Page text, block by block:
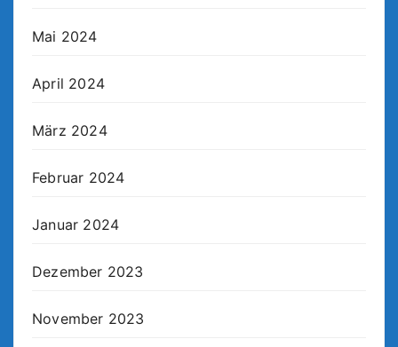
Mai 2024
April 2024
März 2024
Februar 2024
Januar 2024
Dezember 2023
November 2023